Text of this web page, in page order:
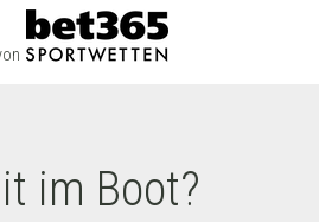
im Boot?